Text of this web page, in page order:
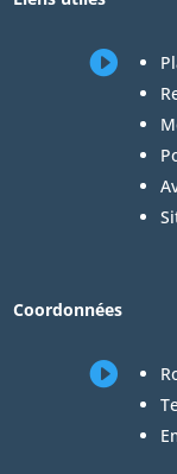

Coordonnées
